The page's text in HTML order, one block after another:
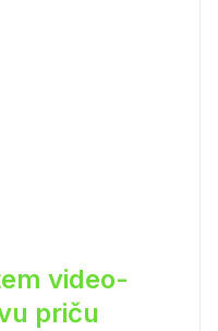
video-
priču